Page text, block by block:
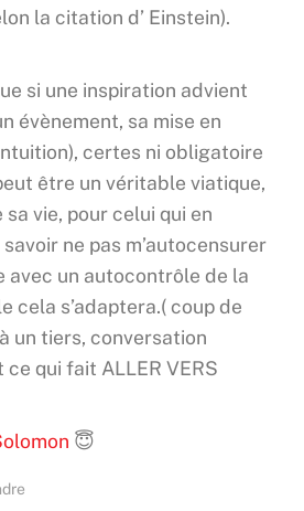
la citation d’ Einstein).
si une inspiration advient
évènement, sa mise en
certes ni obligatoire
être un véritable viatique,
vie, pour celui qui en
ne pas m’autocensurer
avec un autocontrôle de la
cela s’adaptera.( coup de
un tiers, conversation
qui fait ALLER VERS
😇